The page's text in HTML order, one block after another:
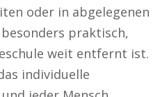
oder in abgelegenen
praktisch,
weit entfernt ist.
individuelle